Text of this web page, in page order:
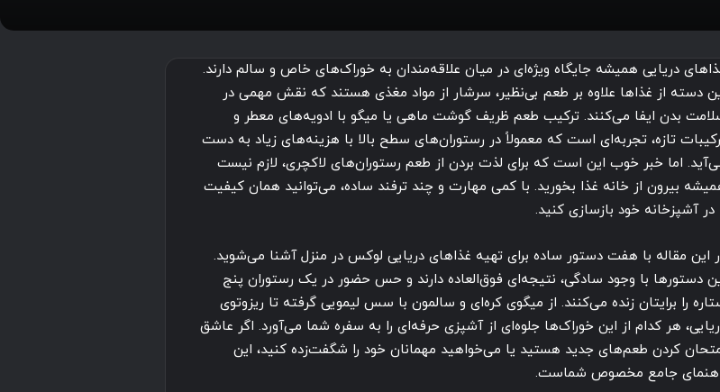
دریایی همیشه جایگاه ویژه‌ای در میان علاقه‌مندان به خوراک‌های خاص و سالم دارند.
دسته از غذاها علاوه بر طعم بی‌نظیر، سرشار از مواد مغذی هستند که نقش مهمی در
بدن ایفا می‌کنند. ترکیب طعم ظریف گوشت ماهی یا میگو با ادویه‌های معطر و
تازه، تجربه‌ای است که معمولاً در رستوران‌های سطح بالا با هزینه‌های زیاد به دست
اما خبر خوب این است که برای لذت بردن از طعم رستوران‌های لاکچری، لازم نیست
بیرون از خانه غذا بخورید. با کمی مهارت و چند ترفند ساده، می‌توانید همان کیفیت
در آشپزخانه خود بازسازی کنید.
این مقاله با هفت دستور ساده برای تهیه غذاهای دریایی لوکس در منزل آشنا می‌شوید.
دستورها با وجود سادگی، نتیجه‌ای فوق‌العاده دارند و حس حضور در یک رستوران پنج
را برایتان زنده می‌کنند. از میگوی کره‌ای و سالمون با سس لیمویی گرفته تا ریزوتوی
هر کدام از این خوراک‌ها جلوه‌ای از آشپزی حرفه‌ای را به سفره شما می‌آورد. اگر عاشق
کردن طعم‌های جدید هستید یا می‌خواهید مهمانان خود را شگفت‌زده کنید، این
جامع مخصوص شماست.